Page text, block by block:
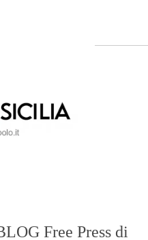
Free Press di